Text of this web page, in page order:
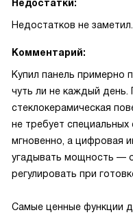
Недостатки:
Недостатков не заметил.
Комментарий:
Купил панель примерно
чуть ли не каждый
стеклокерамическая
не требует
мгновенно, а цифровая
угадывать мощность —
регулировать при
Самые ценные функции